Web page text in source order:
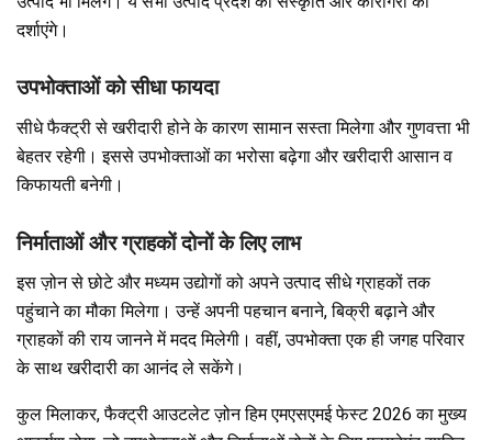
दर्शाएंगे।
उपभोक्ताओं को सीधा फायदा
सीधे फैक्ट्री से खरीदारी होने के कारण सामान सस्ता मिलेगा और गुणवत्ता भी
बेहतर रहेगी। इससे उपभोक्ताओं का भरोसा बढ़ेगा और खरीदारी आसान व
किफायती बनेगी।
निर्माताओं और ग्राहकों दोनों के लिए लाभ
इस ज़ोन से छोटे और मध्यम उद्योगों को अपने उत्पाद सीधे ग्राहकों तक
पहुंचाने का मौका मिलेगा। उन्हें अपनी पहचान बनाने, बिक्री बढ़ाने और
ग्राहकों की राय जानने में मदद मिलेगी। वहीं, उपभोक्ता एक ही जगह परिवार
के साथ खरीदारी का आनंद ले सकेंगे।
कुल मिलाकर, फैक्ट्री आउटलेट ज़ोन हिम एमएसएमई फेस्ट 2026 का मुख्य